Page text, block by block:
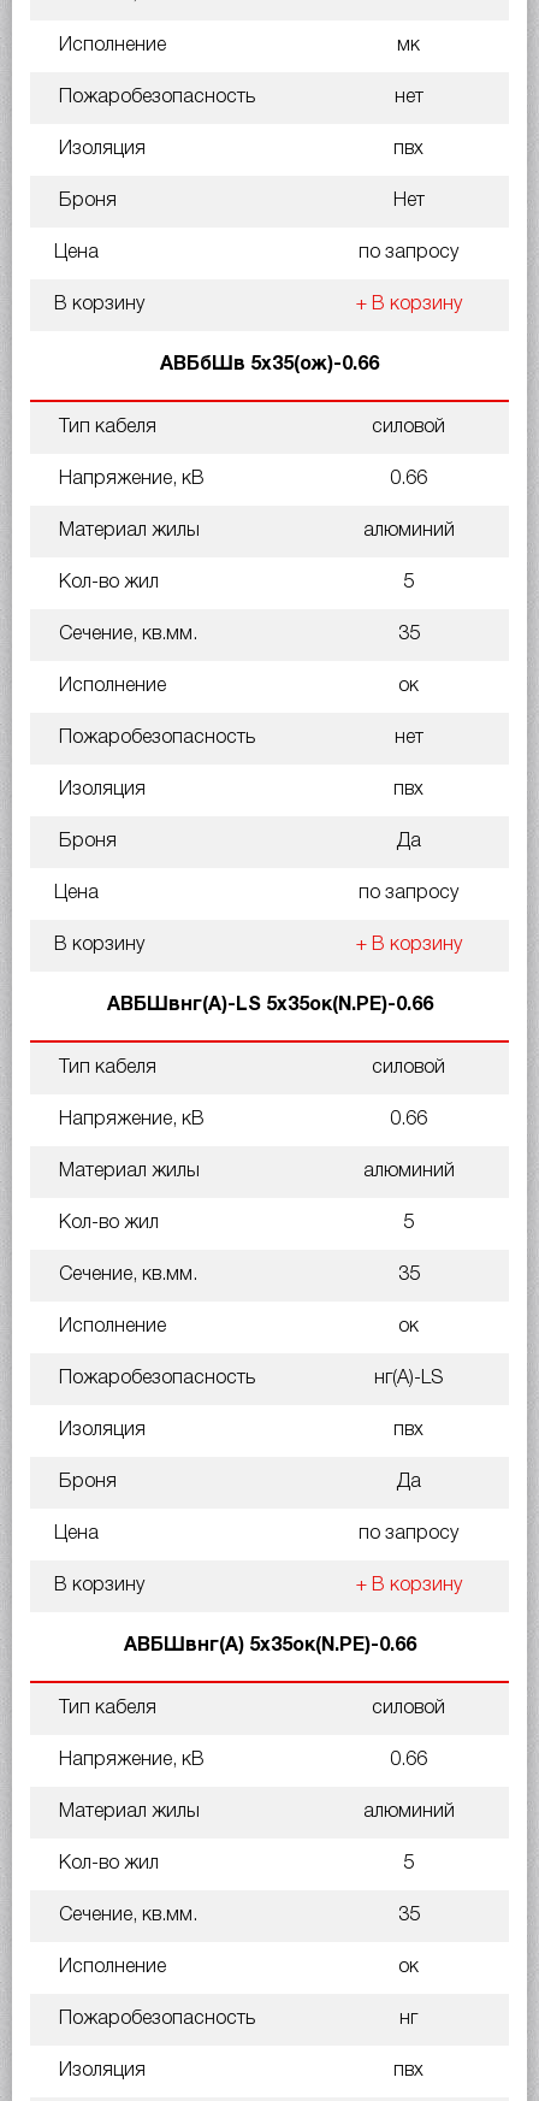
Исполнение мк
Пожаробезопасность нет
Изоляция пвх
Броня Нет
Цена по запросу
В корзину + В корзину
АВБбШв 5х35(ож)-0.66
Тип кабеля силовой
Напряжение, кВ 0.66
Материал жилы алюминий
Кол-во жил 5
Сечение, кв.мм. 35
Исполнение ок
Пожаробезопасность нет
Изоляция пвх
Броня Да
Цена по запросу
В корзину + В корзину
АВБШвнг(A)-LS 5х35ок(N.PE)-0.66
Тип кабеля силовой
Напряжение, кВ 0.66
Материал жилы алюминий
Кол-во жил 5
Сечение, кв.мм. 35
Исполнение ок
Пожаробезопасность нг(A)-LS
Изоляция пвх
Броня Да
Цена по запросу
В корзину + В корзину
АВБШвнг(А) 5х35ок(N.PE)-0.66
Тип кабеля силовой
Напряжение, кВ 0.66
Материал жилы алюминий
Кол-во жил 5
Сечение, кв.мм. 35
Исполнение ок
Пожаробезопасность нг
Изоляция пвх